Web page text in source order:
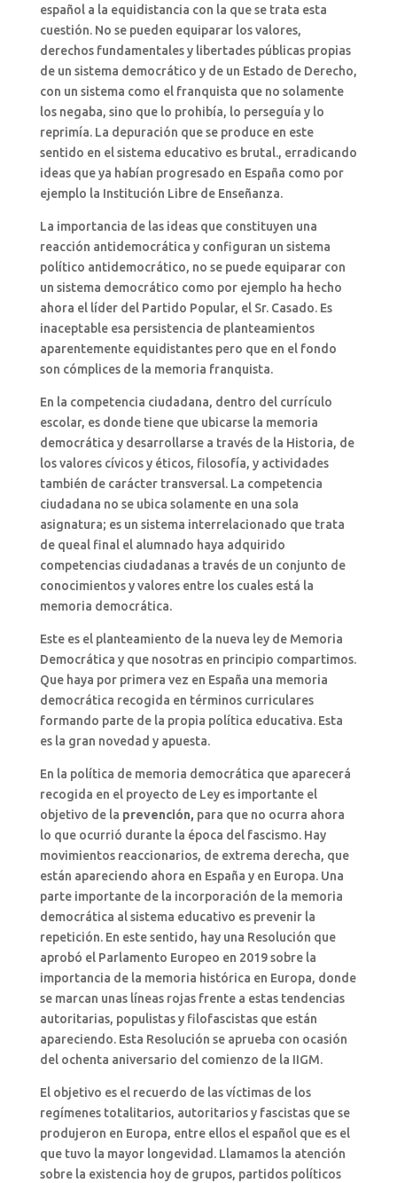
español a la equidistancia con la que se trata esta
cuestión. No se pueden equiparar los valores,
derechos fundamentales y libertades públicas propias
de un sistema democrático y de un Estado de Derecho,
con un sistema como el franquista que no solamente
los negaba, sino que lo prohibía, lo perseguía y lo
reprimía. La depuración que se produce en este
sentido en el sistema educativo es brutal., erradicando
ideas que ya habían progresado en España como por
ejemplo la Institución Libre de Enseñanza.
La importancia de las ideas que constituyen una
reacción antidemocrática y configuran un sistema
político antidemocrático, no se puede equiparar con
un sistema democrático como por ejemplo ha hecho
ahora el líder del Partido Popular, el Sr. Casado. Es
inaceptable esa persistencia de planteamientos
aparentemente equidistantes pero que en el fondo
son cómplices de la memoria franquista.
En la competencia ciudadana, dentro del currículo
escolar, es donde tiene que ubicarse la memoria
democrática y desarrollarse a través de la Historia, de
los valores cívicos y éticos, filosofía, y actividades
también de carácter transversal. La competencia
ciudadana no se ubica solamente en una sola
asignatura; es un sistema interrelacionado que trata
de queal final el alumnado haya adquirido
competencias ciudadanas a través de un conjunto de
conocimientos y valores entre los cuales está la
memoria democrática.
Este es el planteamiento de la nueva ley de Memoria
Democrática y que nosotras en principio compartimos.
Que haya por primera vez en España una memoria
democrática recogida en términos curriculares
formando parte de la propia política educativa. Esta
es la gran novedad y apuesta.
En la política de memoria democrática que aparecerá
recogida en el proyecto de Ley es importante el
objetivo de la prevención, para que no ocurra ahora
lo que ocurrió durante la época del fascismo. Hay
movimientos reaccionarios, de extrema derecha, que
están apareciendo ahora en España y en Europa. Una
parte importante de la incorporación de la memoria
democrática al sistema educativo es prevenir la
repetición. En este sentido, hay una Resolución que
aprobó el Parlamento Europeo en 2019 sobre la
importancia de la memoria histórica en Europa, donde
se marcan unas líneas rojas frente a estas tendencias
autoritarias, populistas y filofascistas que están
apareciendo. Esta Resolución se aprueba con ocasión
del ochenta aniversario del comienzo de la IIGM.
El objetivo es el recuerdo de las víctimas de los
regímenes totalitarios, autoritarios y fascistas que se
produjeron en Europa, entre ellos el español que es el
que tuvo la mayor longevidad. Llamamos la atención
sobre la existencia hoy de grupos, partidos políticos